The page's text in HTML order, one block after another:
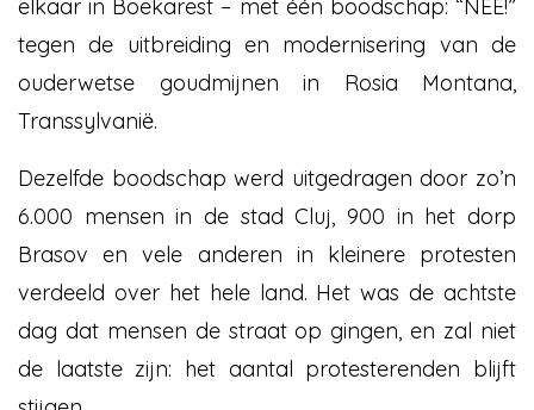
elkaar in Boekarest – met één boodschap: “NEE!”
tegen de uitbreiding en modernisering van de
ouderwetse goudmijnen in Rosia Montana,
Transsylvanië.
Dezelfde boodschap werd uitgedragen door zo’n
6.000 mensen in de stad Cluj, 900 in het dorp
Brasov en vele anderen in kleinere protesten
verdeeld over het hele land. Het was de achtste
dag dat mensen de straat op gingen, en zal niet
de laatste zijn: het aantal protesterenden blijft